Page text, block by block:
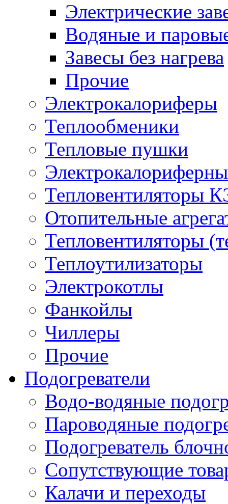
Электрические
Водяные и
Завесы без нагрева
Прочие
Электрокалориферы
Теплообменики
Тепловые пушки
Тепловентиляторы
Отопительные
Тепловентиляторы
Теплоутилизаторы
Электрокотлы
Фанкойлы
Чиллеры
Прочие
Подогреватели
Водо-водяные
Пароводяные
Подогреватель
Сопутствующие
Калачи и переходы